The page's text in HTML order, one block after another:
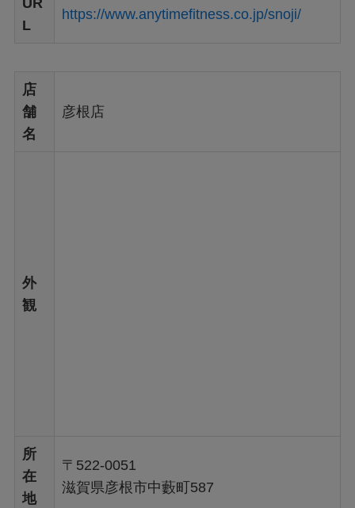
L
https://www.anytimefitness.co.jp/snoji/
店
舗
名
彦根店
外
観
所
在
地
〒522-0051
滋賀県彦根市中藪町587